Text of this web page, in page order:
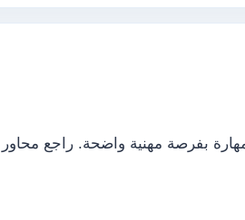
بفرصة مهنية واضحة. راجع محاور